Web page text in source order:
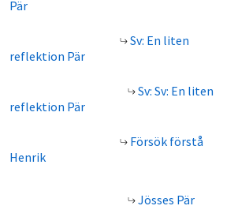
Pär
Sv: En liten
reflektion Pär
Sv: Sv: En liten
reflektion Pär
Försök förstå
Henrik
Jösses Pär